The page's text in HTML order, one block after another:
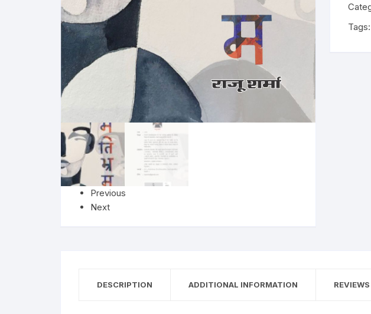
Dictionary
Education
Identity Discourse
Language
Travelogue
Dialogue
Complete Work (Samagra)
Anthology
Gazal Sangraha
History
Letters
Previous
Next
Tags:
DESCRIPTION ADDITIONAL INFORMATION REVIEWS